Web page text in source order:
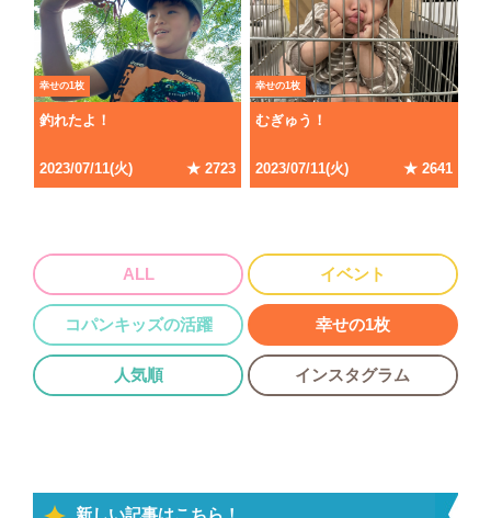
幸せの1枚
釣れたよ！
2023/07/11(火) ★ 2723
幸せの1枚
むぎゅう！
2023/07/11(火) ★ 2641
ALL イベント
コパンキッズの活躍 幸せの1枚
人気順 インスタグラム